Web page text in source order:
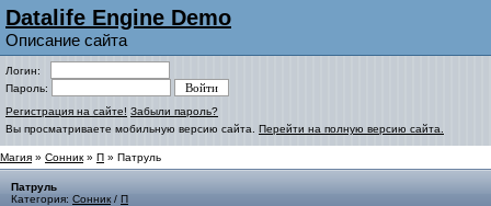
Datalife Engine Demo
Описание сайта
Логин:
Пароль:
Регистрация на сайте! Забыли пароль?
Вы просматриваете мобильную версию сайта. Перейти на полную версию сайта.
Магия » Сонник » П » Патруль
Патруль
Категория: Сонник / П